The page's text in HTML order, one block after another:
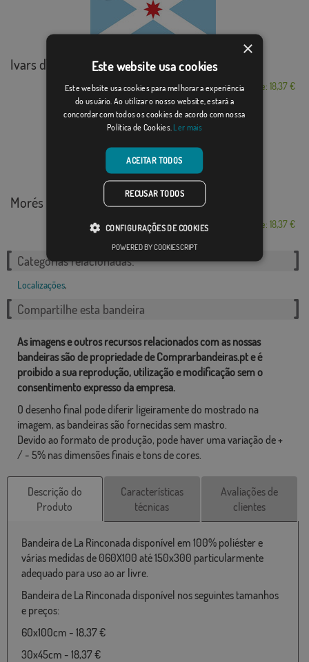
Ivars d\'Urgell
Desde: 18,37 €
Morés
Desde: 18,37 €
Categorias relacionadas:
Localizações,
Compartilhe esta bandeira
As imagens e outros recursos relacionados com as nossas
bandeiras são de propriedade de Comprarbandeiras.pt e é
proibido a sua reprodução, utilização e modificação sem o
consentimento expresso da empresa.
O desenho final pode diferir ligeiramente do mostrado na
imagem, as bandeiras são fornecidas sem mastro.
Devido ao formato de produção, pode haver uma variação de +
/ - 5% nas dimensões finais e tons de cores.
Descrição do
Produto
Características
técnicas
Avaliações de
clientes
Bandeira de La Rinconada disponível em 100% poliéster e
várias medidas de 060X100 até 150x300 particularmente
adequado para uso ao ar livre.
Bandeira de La Rinconada disponível nos seguintes tamanhos
e preços:
60x100cm - 18,37 €
30x45cm - 18,37 €
×
Este website usa cookies
Este website usa cookies para melhorar a experiência
do usuário. Ao utilizar o nosso website, estará a
concordar com todos os cookies de acordo com nossa
Política de Cookies. Ler mais
ACEITAR TODOS
RECUSAR TODOS
CONFIGURAÇÕES DE COOKIES
POWERED BY COOKIESCRIPT